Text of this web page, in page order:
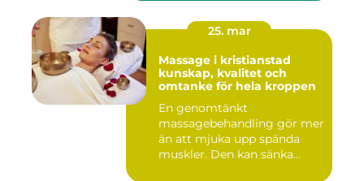
25. mar
Massage i kristianstad
kunskap, kvalitet och
omtanke för hela kroppen
En genomtänkt
massagebehandling gör mer
än att mjuka upp spända
muskler. Den kan sänka